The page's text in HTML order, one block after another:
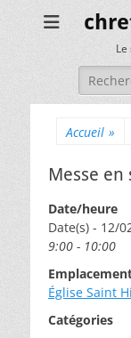
Accueil »
Messe en
Date/heure
Date(s) - 12/
9:00 - 10:00
Église Saint
Catégories